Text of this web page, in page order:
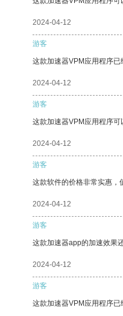
2024-04-12
游客
这款加速器VPM应用程序已
2024-04-12
游客
这款加速器VPM应用程序可
2024-04-12
游客
这款软件的价格非常实惠，
2024-04-12
游客
这款加速器app的加速效果
2024-04-12
游客
这款加速器VPM应用程序已